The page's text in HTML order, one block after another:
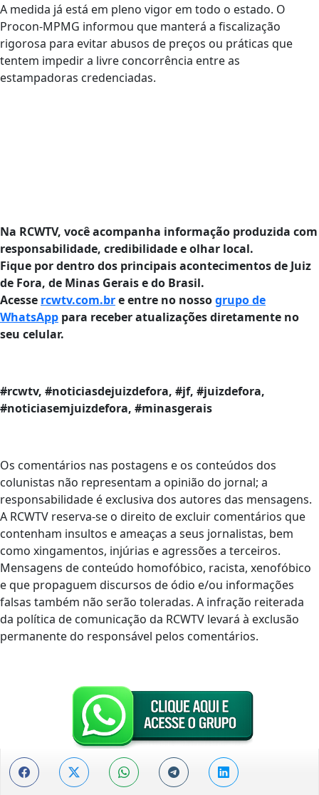
A medida já está em pleno vigor em todo o estado. O
Procon-MPMG informou que manterá a fiscalização
rigorosa para evitar abusos de preços ou práticas que
tentem impedir a livre concorrência entre as
estampadoras credenciadas.
Na RCWTV, você acompanha informação produzida com
responsabilidade, credibilidade e olhar local.
Fique por dentro dos principais acontecimentos de Juiz
de Fora, de Minas Gerais e do Brasil.
Acesse rcwtv.com.bre entre no nossogrupo de
WhatsApp para receber atualizações diretamente no
seu celular.
#rcwtv, #noticiasdejuizdefora, #jf, #juizdefora,
#noticiasemjuizdefora, #minasgerais
Os comentários nas postagens e os conteúdos dos
colunistas não representam a opinião do jornal; a
responsabilidade é exclusiva dos autores das mensagens.
A RCWTV reserva-se o direito de excluir comentários que
contenham insultos e ameaças a seus jornalistas, bem
como xingamentos, injúrias e agressões a terceiros.
Mensagens de conteúdo homofóbico, racista, xenofóbico
e que propaguem discursos de ódio e/ou informações
falsas também não serão toleradas. A infração reiterada
da política de comunicação da RCWTV levará à exclusão
permanente do responsável pelos comentários.